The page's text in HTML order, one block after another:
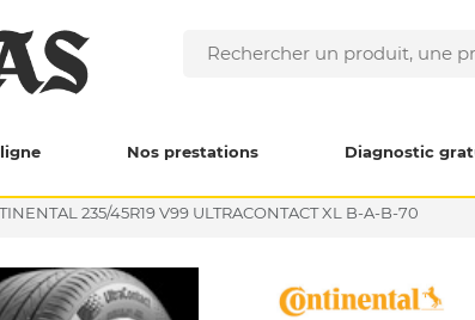
Nos prestations Diagnostic
235/45R19 V99 ULTRACONTACT XL B-A-B-70